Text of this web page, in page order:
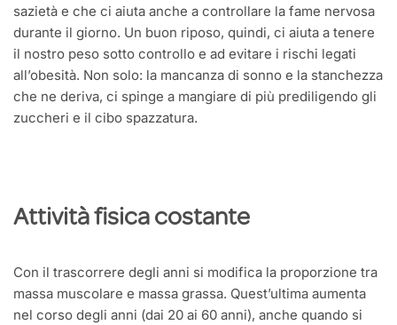
sazietà e che ci aiuta anche a controllare la fame nervosa
durante il giorno. Un buon riposo, quindi, ci aiuta a tenere
il nostro peso sotto controllo e ad evitare i rischi legati
all’obesità. Non solo: la mancanza di sonno e la stanchezza
che ne deriva, ci spinge a mangiare di più prediligendo gli
zuccheri e il cibo spazzatura.
Attività fisica costante
Con il trascorrere degli anni si modifica la proporzione tra
massa muscolare e massa grassa. Quest’ultima aumenta
nel corso degli anni (dai 20 ai 60 anni), anche quando si